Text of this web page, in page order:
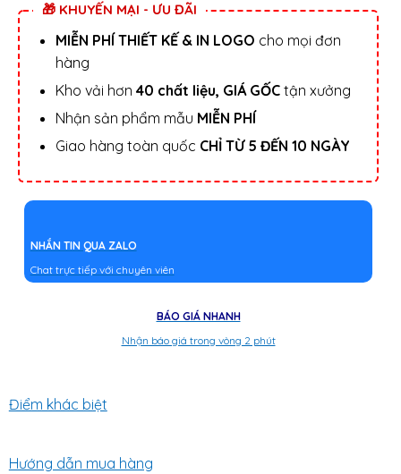
🎁 KHUYẾN MẠI - ƯU ĐÃI
MIỄN PHÍ THIẾT KẾ & IN LOGO cho mọi đơn
hàng
Kho vải hơn 40 chất liệu, GIÁ GỐCtận xưởng
Nhận sản phẩm mẫu MIỄN PHÍ
Giao hàng toàn quốc CHỈ TỪ 5 ĐẾN 10 NGÀY
NHẮN TIN QUA ZALO
Chat trực tiếp với chuyên viên
BÁO GIÁ NHANH
Nhận báo giá trong vòng 2 phút
Điểm khác biệt
Hướng dẫn mua hàng